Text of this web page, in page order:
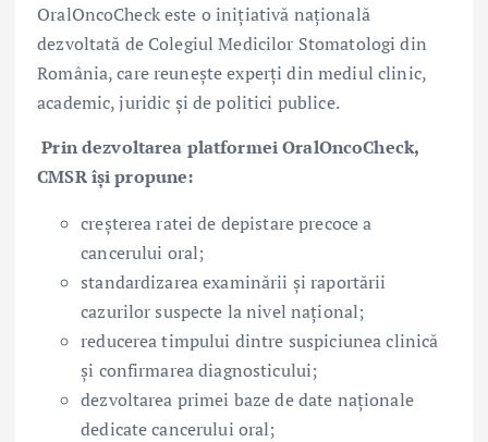
OralOncoCheck este o inițiativă națională
dezvoltată de Colegiul Medicilor Stomatologi din
România, care reunește experți din mediul clinic,
academic, juridic și de politici publice.
Prin dezvoltarea platformei OralOncoCheck,
CMSR își propune:
creșterea ratei de depistare precoce a
cancerului oral;
standardizarea examinării și raportării
cazurilor suspecte la nivel național;
reducerea timpului dintre suspiciunea clinică
și confirmarea diagnosticului;
dezvoltarea primei baze de date naționale
dedicate cancerului oral;